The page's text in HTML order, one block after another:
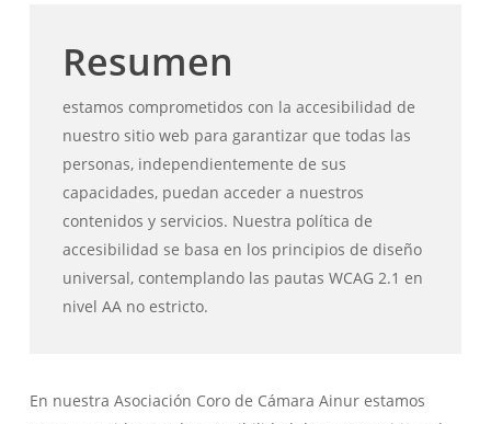
Resumen
estamos comprometidos con la accesibilidad de
nuestro sitio web para garantizar que todas las
personas, independientemente de sus
capacidades, puedan acceder a nuestros
contenidos y servicios. Nuestra política de
accesibilidad se basa en los principios de diseño
universal, contemplando las pautas WCAG 2.1 en
nivel AA no estricto.
En nuestra Asociación Coro de Cámara Ainur estamos